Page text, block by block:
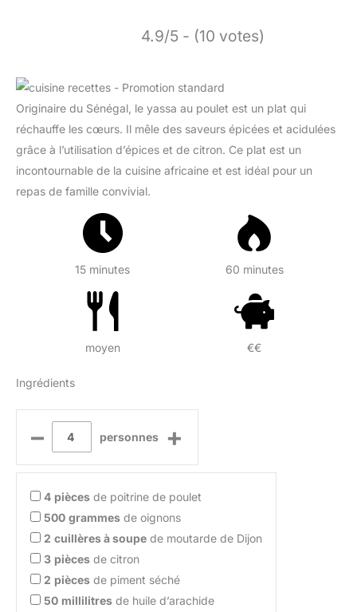
4.9/5 - (10 votes)
Originaire du Sénégal, le yassa au poulet est un plat qui
réchauffe les cœurs. Il mêle des saveurs épicées et acidulées
grâce à l’utilisation d’épices et de citron. Ce plat est un
incontournable de la cuisine africaine et est idéal pour un
repas de famille convivial.
15 minutes 60 minutes
moyen €€
Ingrédients
– personnes +
4 pièces de poitrine de poulet
500 grammes de oignons
2 cuillères à soupe de moutarde de Dijon
3 pièces de citron
2 pièces de piment séché
50 millilitres de huile d’arachide